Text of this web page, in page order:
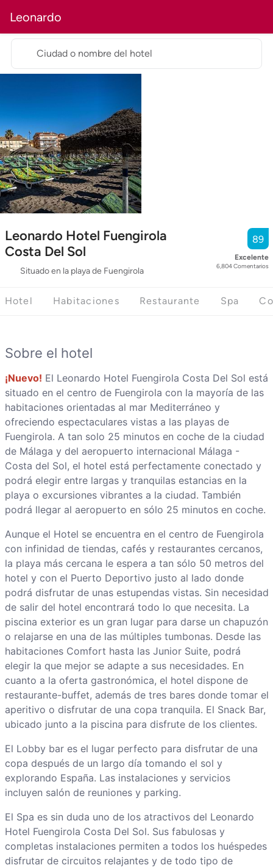
Leonardo
Leonardo Hotel Fuengirola
Costa Del Sol
Situado en la playa de Fuengirola
89
Excelente
6,804Comentarios
Ciudad o nombre del hotel
Hotel Habitaciones Restaurante Spa
Sobre el hotel
¡Nuevo! El Leonardo Hotel Fuengirola Costa Del Sol está
situado en el centro de Fuengirola con la mayoría de las
habitaciones orientadas al mar Mediterráneo y
ofreciendo espectaculares vistas a las playas de
Fuengirola. A tan solo 25 minutos en coche de la ciudad
de Málaga y del aeropuerto internacional Málaga -
Costa del Sol, el hotel está perfectamente conectado y
podrá elegir entre largas y tranquilas estancias en la
playa o excursiones vibrantes a la ciudad. También
podrá llegar al aeropuerto en sólo 25 minutos en coche.
Aunque el Hotel se encuentra en el centro de Fuengirola
con infinidad de tiendas, cafés y restaurantes cercanos,
la playa más cercana le espera a tan sólo 50 metros del
hotel y con el Puerto Deportivo justo al lado donde
podrá disfrutar de unas estupendas vistas. Sin necesidad
de salir del hotel encontrará todo lo que necesita. La
piscina exterior es un gran lugar para darse un chapuzón
o relajarse en una de las múltiples tumbonas. Desde las
habitaciones Comfort hasta las Junior Suite, podrá
elegir la que mejor se adapte a sus necesidades. En
cuanto a la oferta gastronómica, el hotel dispone de
restaurante-buffet, además de tres bares donde tomar el
aperitivo o disfrutar de una copa tranquila. El Snack Bar,
ubicado junto a la piscina para disfrute de los clientes.
El Lobby bar es el lugar perfecto para disfrutar de una
copa después de un largo día tomando el sol y
explorando España. Las instalaciones y servicios
incluyen salón de reuniones y parking.
El Spa es sin duda uno de los atractivos del Leonardo
Hotel Fuengirola Costa Del Sol. Sus fabulosas y
completas instalaciones permiten a todos los huéspedes
disfrutar de circuitos relajantes y de todo tipo de